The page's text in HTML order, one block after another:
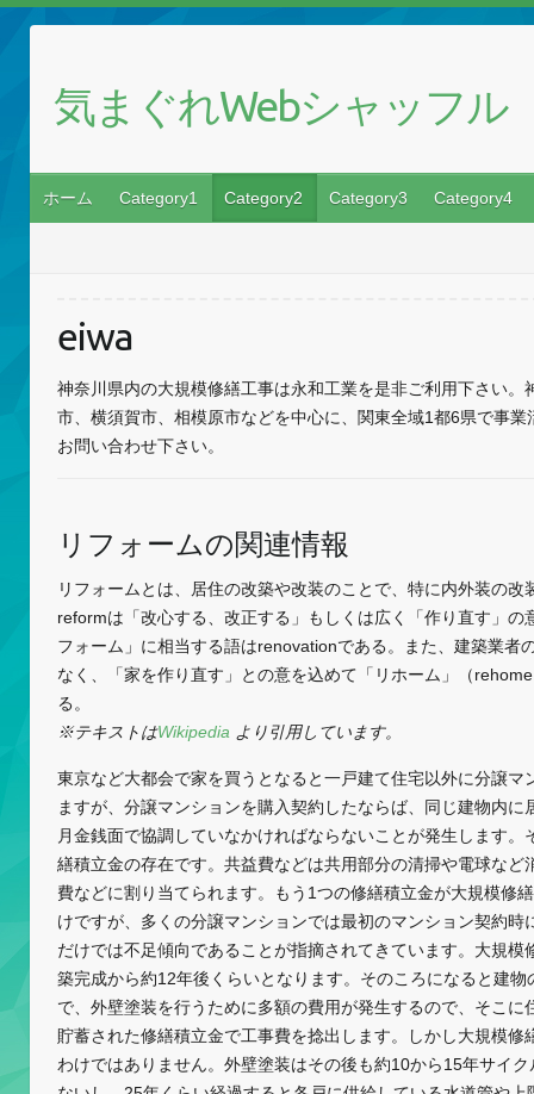
気まぐれWebシャッフル
ホーム Category1 Category2 Category3 Category4
eiwa
神奈川県内の大規模修繕工事は永和工業を是非ご利用下さい
市、横須賀市、相模原市などを中心に、関東全域1都6県で事
お問い合わせ下さい。
リフォームの関連情報
リフォームとは、居住の改築や改装のことで、特に内外装の改
reformは「改心する、改正する」もしくは広く「作り直す」の
フォーム」に相当する語はrenovationである。また、建築業者
なく、「家を作り直す」との意を込めて「リホーム」（
る。
※テキストはWikipedia より引用しています。
東京など大都会で家を買うとなると一戸建て住宅以外に分譲マ
ますが、分譲マンションを購入契約したならば、同じ建物内に
月金銭面で協調していなかければならないことが発生します。
繕積立金の存在です。共益費などは共用部分の清掃や電球など
費などに割り当てられます。もう1つの修繕積立金が大規模修
けですが、多くの分譲マンションでは最初のマンション契約時
だけでは不足傾向であることが指摘されてきています。大規模
築完成から約12年後くらいとなります。そのころになると建
で、外壁塗装を行うために多額の費用が発生するので、そこに
貯蓄された修繕積立金で工事費を捻出します。しかし大規模修
わけではありません。外壁塗装はその後も約10から15年サイ